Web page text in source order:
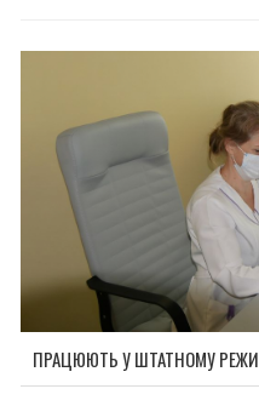
ПРАЦЮЮТЬ У ШТАТНОМУ